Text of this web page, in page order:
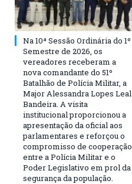
Na 10ª Sessão Ordinária do 1º
Semestre de 2026, os
vereadores receberam a
nova comandante do 51º
Batalhão de Polícia Militar, a
Major Alessandra Lopes Leal
Bandeira. A visita
institucional proporcionou a
apresentação da oficial aos
parlamentares e reforçou o
compromisso de cooperação
entre a Polícia Militar e o
Poder Legislativo em prol da
segurança da população.